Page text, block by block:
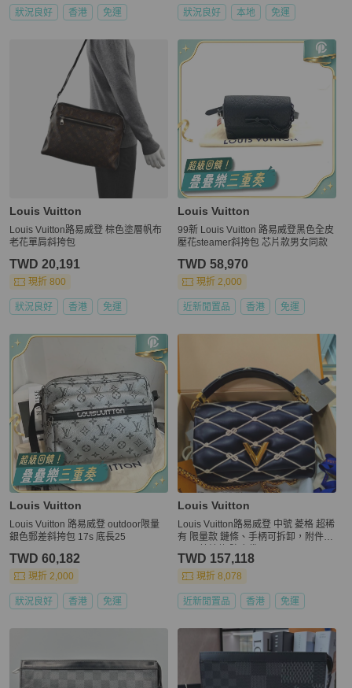
狀況良好 香港 免運 狀況良好 本地 免運
Louis Vuitton
Louis Vuitton路易威登 棕色塗層帆布
老花單肩斜挎包
TWD 20,191
現折 800
狀況良好 香港 免運
Louis Vuitton
99新 Louis Vuitton 路易威登黑色全皮
壓花steamer斜挎包 芯片款男女同款
TWD 58,970
現折 2,000
近新閒置品 香港 免運
Louis Vuitton
Louis Vuitton 路易威登 outdoor限量
銀色郵差斜挎包 17s 底長25
TWD 60,182
現折 2,000
狀況良好 香港 免運
Louis Vuitton
Louis Vuitton路易威登 中號 菱格 超稀
有 限量款 鏈條、手柄可拆卸，附件鏡
TWD 157,118
現折 8,078
近新閒置品 香港 免運